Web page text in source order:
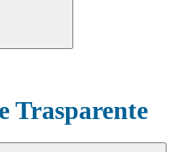
Trasparente